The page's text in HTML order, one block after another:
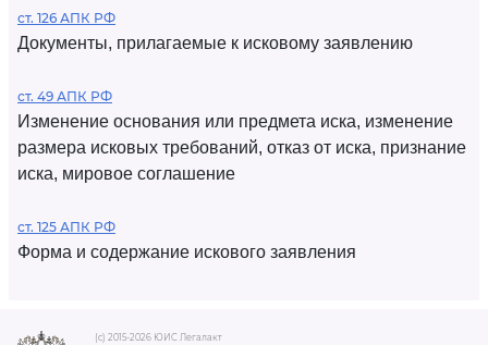
ст. 126 АПК РФ
Документы, прилагаемые к исковому заявлению
ст. 49 АПК РФ
Изменение основания или предмета иска, изменение
размера исковых требований, отказ от иска, признание
иска, мировое соглашение
ст. 125 АПК РФ
Форма и содержание искового заявления
(c) 2015-2026 ЮИС Легалакт